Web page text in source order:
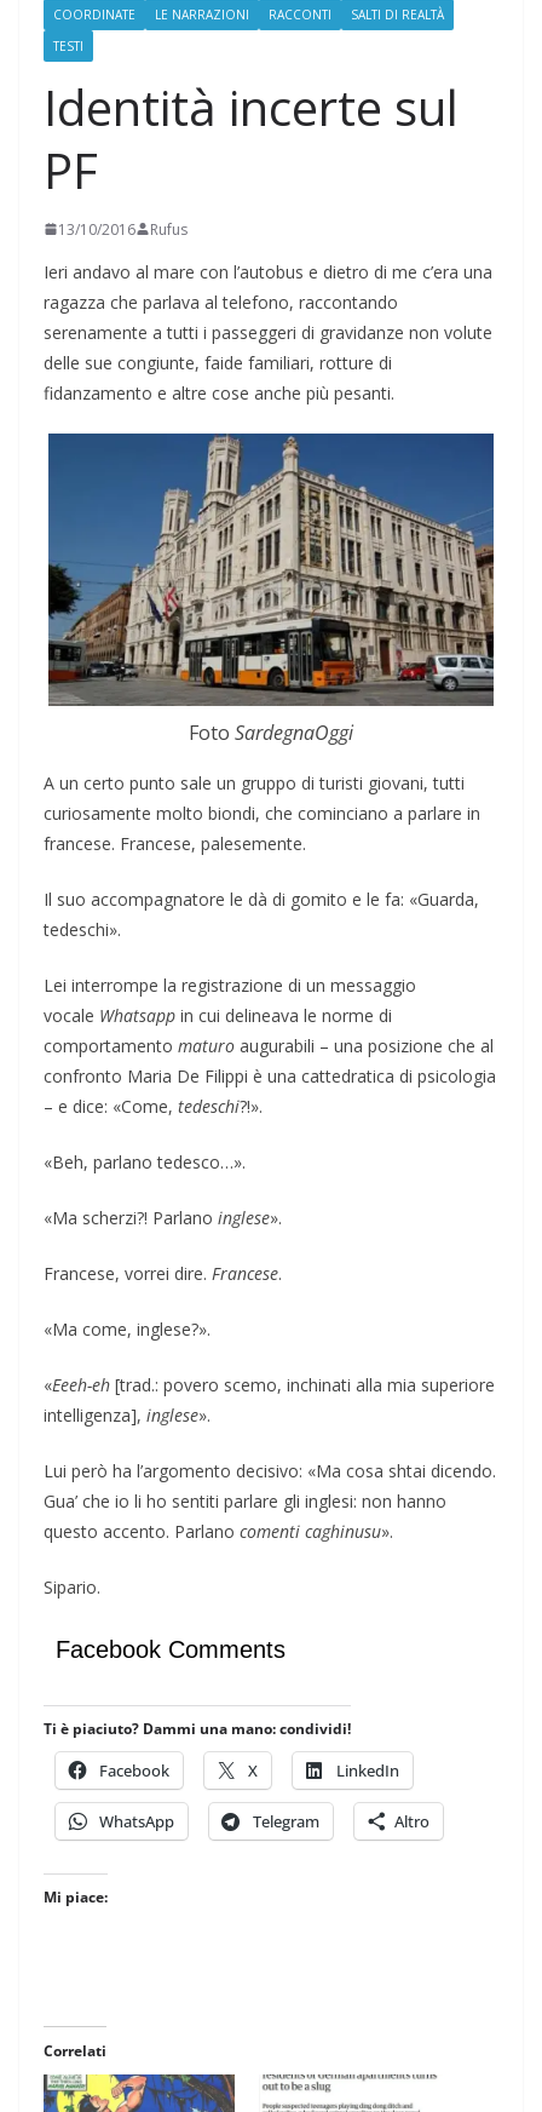
COORDINATE LE NARRAZIONI RACCONTI
SALTI DI REALTÀ
TESTI
Identità incerte sul
PF
13/10/2016 Rufus
Ieri andavo al mare con l’autobus e dietro di me c’era una
ragazza che parlava al telefono, raccontando
serenamente a tutti i passeggeri di gravidanze non volute
delle sue congiunte, faide familiari, rotture di
fidanzamento e altre cose anche più pesanti.
Foto SardegnaOggi
A un certo punto sale un gruppo di turisti giovani, tutti
curiosamente molto biondi, che cominciano a parlare in
francese. Francese, palesemente.
Il suo accompagnatore le dà di gomito e le fa: «Guarda,
tedeschi».
Lei interrompe la registrazione di un messaggio
vocale Whatsapp in cui delineava le norme di
comportamento maturo augurabili – una posizione che al
confronto Maria De Filippi è una cattedratica di psicologia
– e dice: «Come, tedeschi?!».
«Beh, parlano tedesco…».
«Ma scherzi?! Parlano inglese».
Francese, vorrei dire. Francese.
«Ma come, inglese?».
«Eeeh-eh [trad.: povero scemo, inchinati alla mia superiore
intelligenza], inglese».
Lui però ha l’argomento decisivo: «Ma cosa shtai dicendo.
Gua’ che io li ho sentiti parlare gli inglesi: non hanno
questo accento. Parlano comenti caghinusu».
Sipario.
Facebook Comments
Ti è piaciuto? Dammi una mano: condividi!
Facebook X LinkedIn
WhatsApp Telegram Altro
Mi piace:
Correlati